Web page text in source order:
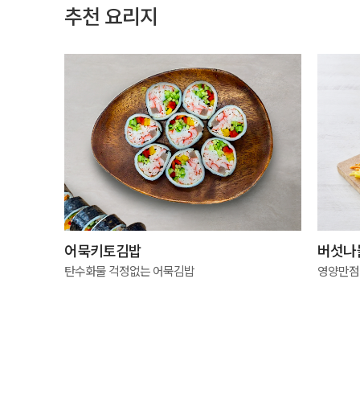
추천 요리지
어묵키토김밥
탄수화물 걱정없는 어묵김밥
버섯
영양만